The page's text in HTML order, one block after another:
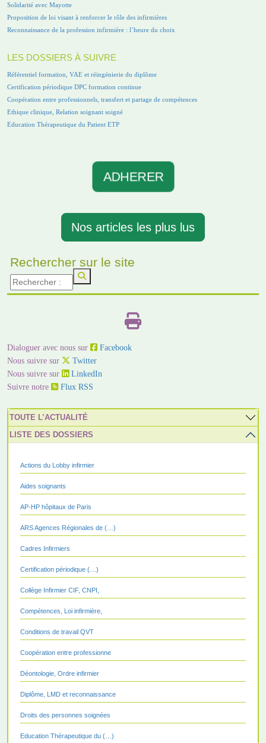
Solidarité avec Mayotte
Proposition de loi visant à renforcer le rôle des infirmières
Reconnaissance de la profession infirmière : l’heure du choix
LES DOSSIERS À SUIVRE
Référentiel formation, VAE et réingénierie du diplôme
Certification périodique DPC formation continue
Coopération entre professionnels, transfert et partage de compétences
Ethique clinique, Relation soignant soigné
Education Thérapeutique du Patient ETP
ADHERER
Nos articles les plus lus
Rechercher sur le site
Dialoguer avec nous sur
Facebook
Nous suivre sur
Twitter
Nous suivre sur
LinkedIn
Suivre notre
Flux RSS
TOUTE L’ACTUALITÉ
LISTE DES DOSSIERS
Actions du Lobby infirmier
Aides soignants
AP-HP hôpitaux de Paris
ARS Agences Régionales de (…)
Cadres Infirmiers
Certification périodique (…)
Collège Infirmier CIF, CNPI,
Compétences, Loi infirmière,
Conditions de travail QVT
Coopération entre professionne
Déontologie, Ordre infirmier
Diplôme, LMD et reconnaissance
Droits des personnes soignées
Education Thérapeutique du (…)